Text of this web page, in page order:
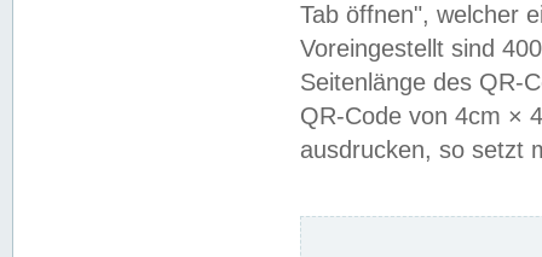
Tab öffnen", welcher
Voreingestellt sind
Seitenlänge des QR-
QR-Code von 4cm ×
ausdrucken, so setzt